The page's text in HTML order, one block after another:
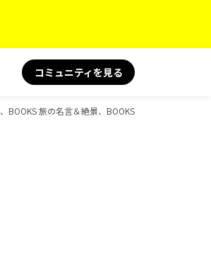
コミュニティを見る
旅の名言＆絶景、BOOKS 旅と健康、